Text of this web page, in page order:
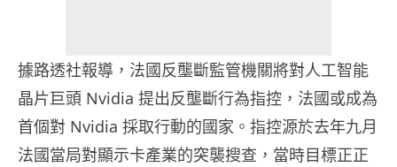
據路透社報導，法國反壟斷監管機關將對人工智能
晶片巨頭 Nvidia 提出反壟斷行為指控，法國或成為
首個對 Nvidia 採取行動的國家。指控源於去年九月
法國當局對顯示卡產業的突襲搜查，當時目標正正